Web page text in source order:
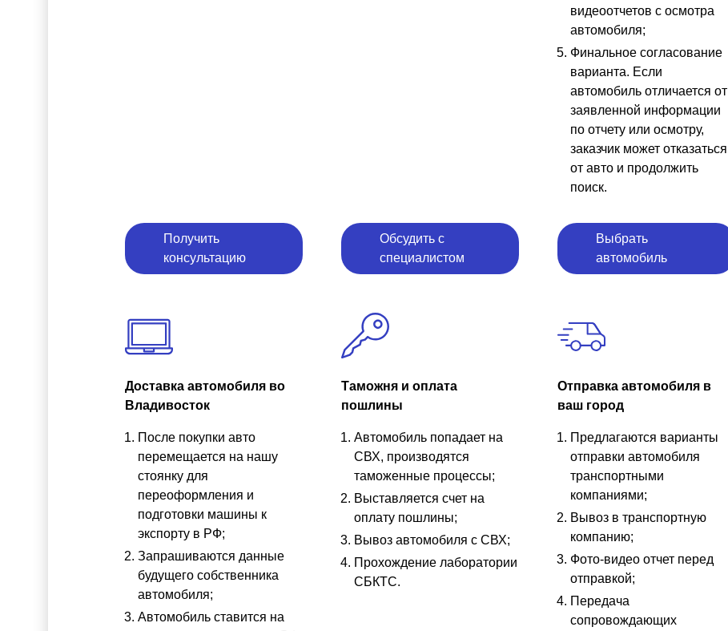
Получить
консультацию
Обсудить с
специалистом
видеоотчетов с осмотра
автомобиля;
Финальное согласование
варианта. Если
автомобиль отличается от
заявленной информации
по отчету или осмотру,
заказчик может отказаться
от авто и продолжить
поиск.
Выбрать
автомобиль
Доставка автомобиля во
Владивосток
После покупки авто
перемещается на нашу
стоянку для
переоформления и
подготовки машины к
экспорту в РФ;
Запрашиваются данные
будущего собственника
автомобиля;
Автомобиль ставится на
Таможня и оплата
пошлины
Автомобиль попадает на
СВХ, производятся
таможенные процессы;
Выставляется счет на
оплату пошлины;
Вывоз автомобиля с СВХ;
Прохождение лаборатории
СБКТС.
Отправка автомобиля в
ваш город
Предлагаются варианты
отправки автомобиля
транспортными
компаниями;
Вывоз в транспортную
компанию;
Фото-видео отчет перед
отправкой;
Передача
сопровождающих